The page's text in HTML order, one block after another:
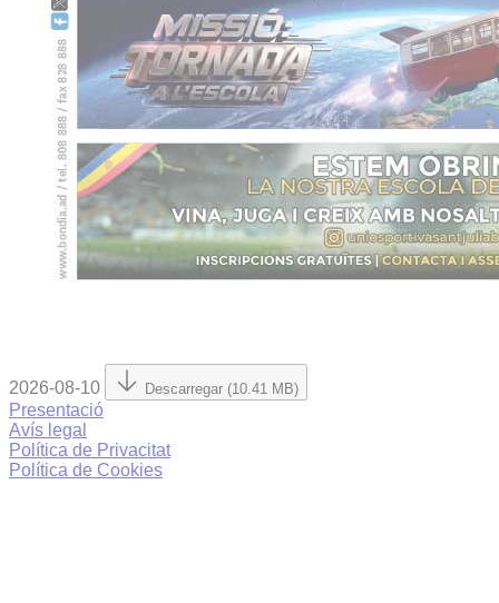
2026-08-10 Descarregar (10.41 MB)
Presentació
Avís legal
Política de Privacitat
Política de Cookies